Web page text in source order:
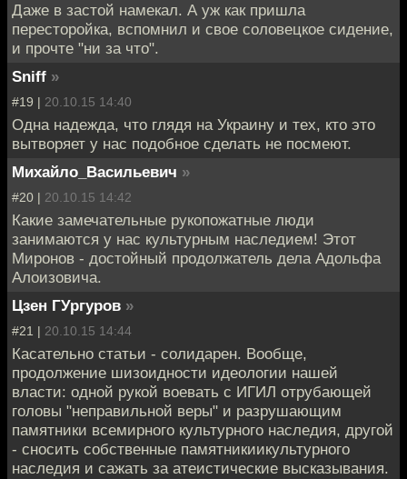
Даже в застой намекал. А уж как пришла
пересторойка, вспомнил и свое соловецкое сидение,
и прочте "ни за что".
Sniff »
#19 | 20.10.15 14:40
Одна надежда, что глядя на Украину и тех, кто это
вытворяет у нас подобное сделать не посмеют.
Михайло_Васильевич »
#20 | 20.10.15 14:42
Какие замечательные рукопожатные люди
занимаются у нас культурным наследием! Этот
Миронов - достойный продолжатель дела Адольфа
Алоизовича.
Цзен ГУргуров »
#21 | 20.10.15 14:44
Касательно статьи - солидарен. Вообще,
продолжение шизоидности идеологии нашей
власти: одной рукой воевать с ИГИЛ отрубающей
головы "неправильной веры" и разрушающим
памятники всемирного культурного наследия, другой
- сносить собственные памятникиикультурного
наследия и сажать за атеистические высказывания.